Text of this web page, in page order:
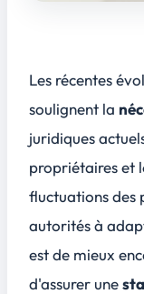
Les récentes
soulignent la
juridiques
propriétaireset
fluctuations des
autorités à
est de mieux
d'assurer une